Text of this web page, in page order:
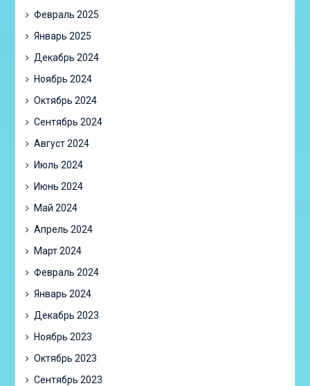
Февраль 2025
Январь 2025
Декабрь 2024
Ноябрь 2024
Октябрь 2024
Сентябрь 2024
Август 2024
Июль 2024
Июнь 2024
Май 2024
Апрель 2024
Март 2024
Февраль 2024
Январь 2024
Декабрь 2023
Ноябрь 2023
Октябрь 2023
Сентябрь 2023